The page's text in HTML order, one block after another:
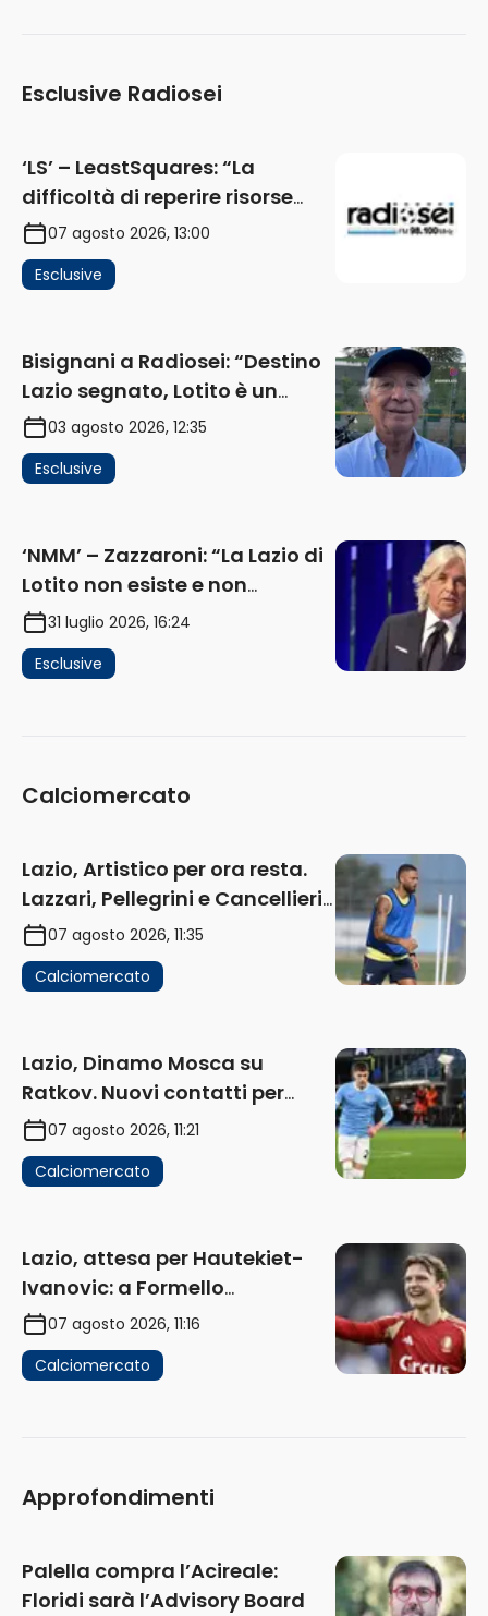
Esclusive Radiosei
‘LS’ – LeastSquares: “La
difficoltà di reperire risorse
impatta sul mercato. Senza
investimenti non arrivano i
ricavi” (AUDIO)
07 agosto 2026, 13:00
Esclusive
Bisignani a Radiosei: “Destino
Lazio segnato, Lotito è un
problema, la chiave sono
Flaminio e politica. La protesta
e gli interessi dei fondi”
03 agosto 2026, 12:35
Esclusive
‘NMM’ – Zazzaroni: “La Lazio di
Lotito non esiste e non
funziona più. E’ ora di lasciare,
ma lui non ascolta. Pignataro?
Ho verificato…” (AUDIO)
31 luglio 2026, 16:24
Esclusive
Calciomercato
Lazio, Artistico per ora resta.
Lazzari, Pellegrini e Cancellieri
in uscita
07 agosto 2026, 11:35
Calciomercato
Lazio, Dinamo Mosca su
Ratkov. Nuovi contatti per
Pinamonti
07 agosto 2026, 11:21
Calciomercato
Lazio, attesa per Hautekiet-
Ivanovic: a Formello
attendono risposte
07 agosto 2026, 11:16
Calciomercato
Approfondimenti
Palella compra l’Acireale:
Floridi sarà l’Advisory Board